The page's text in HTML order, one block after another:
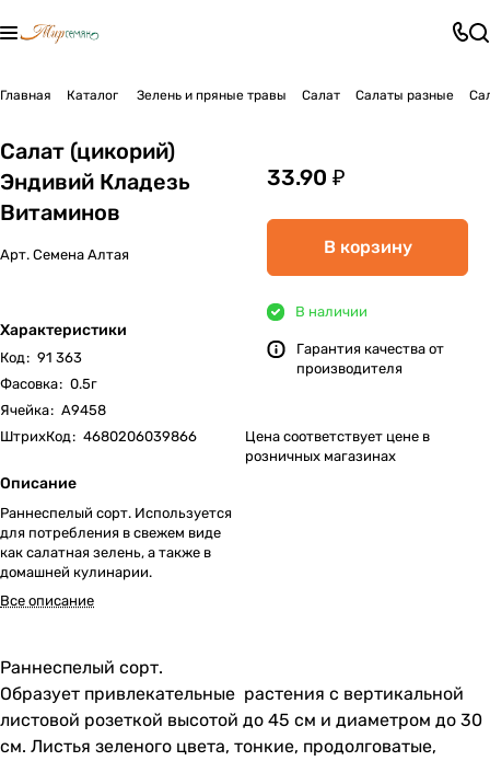
Главная Каталог Зелень и пряные травы Салат Салаты разные
Салат (цикорий)
Эндивий Кладезь
Витаминов
Арт. Семена Алтая
Характеристики
Код: 91 363
Фасовка: 0.5г
Ячейка: А9458
ШтрихКод: 4680206039866
Описание
Раннеспелый сорт. Используется
для потребления в свежем виде
как салатная зелень, а также в
домашней кулинарии.
Все описание
33.90 ₽
В корзину
В наличии
Гарантия качества от
производителя
Цена соответствует цене в
розничных магазинах
Раннеспелый сорт.
Образует привлекательные растения с вертикальной
листовой розеткой высотой до 45 см и диаметром до 30
см. Листья зеленого цвета, тонкие, продолговатые,